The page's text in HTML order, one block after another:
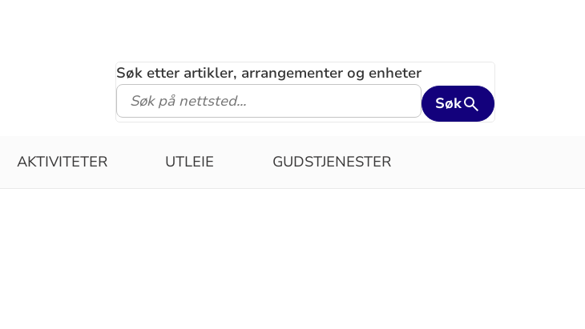
Søk etter artikler, arrangementer og enheter
Søk
AKTIVITETER UTLEIE GUDSTJENESTER